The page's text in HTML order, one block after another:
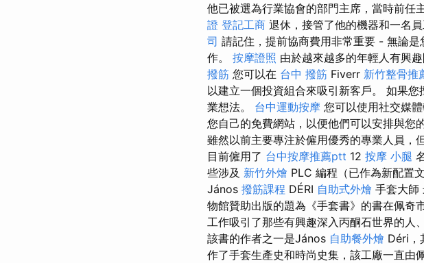
他已被選為行業協會的部門主席，當時前任
證 登記工商 退休，接管了他的機器和一名
司 請記住，提前協商費用非常重要 - 無論
作。 按摩證照 由於越來越多的年輕人有興
撥筋 您可以在 台中 撥筋 Fiverr 新竹整骨推
以建立一個投資組合來吸引新客戶。 如果
業想法。 台中運動按摩 您可以使用社交媒
您自己的免費網站，以便他們可以安排與您
雖然以前主要專注於僱用優秀的專業人員，
目前僱用了 台中按摩推薦ptt 12 按摩 小腿
些涉及 新竹外燴 PLC 編程（已作為新配置
János 撥筋課程 DÉRI 自助式外燴 手套大師
物館贊助出版的題為《手套書》的書在佩奇
工作吸引了那些有興趣深入丙酮石世界的人
該書的作者之一是János 自助餐外燴 Déri，
作了手套生產史和時尚史集，該工廠一直由